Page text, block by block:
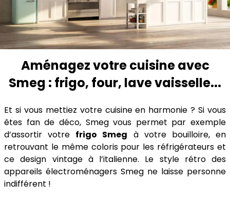
Aménagez votre cuisine avec
Smeg : frigo, four, lave vaisselle...
Et si vous mettiez votre cuisine en harmonie ? Si vous
êtes fan de déco, Smeg vous permet par exemple
d’assortir votre frigo Smeg à votre bouilloire, en
retrouvant le même coloris pour les réfrigérateurs et
ce design vintage à l’italienne. Le style rétro des
appareils électroménagers Smeg ne laisse personne
indifférent !